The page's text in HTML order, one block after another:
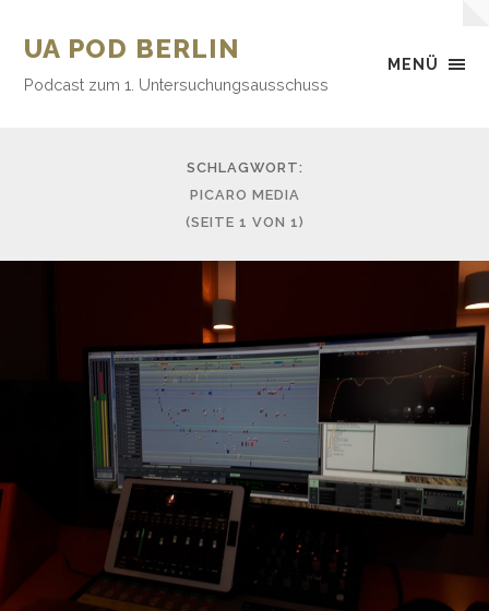
MENÜ
UA POD BERLIN
Podcast zum 1. Untersuchungsausschuss
SCHLAGWORT:
PICARO MEDIA
(SEITE 1 VON 1)